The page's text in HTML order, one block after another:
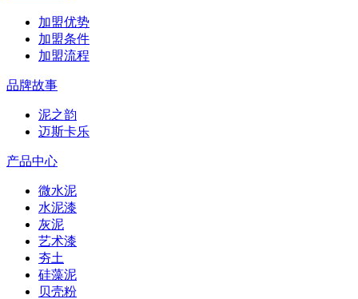
加盟优势
加盟条件
加盟流程
品牌故事
泥之韵
迈斯卡乐
产品中心
微水泥
水泥漆
灰泥
艺术漆
夯土
硅藻泥
贝壳粉